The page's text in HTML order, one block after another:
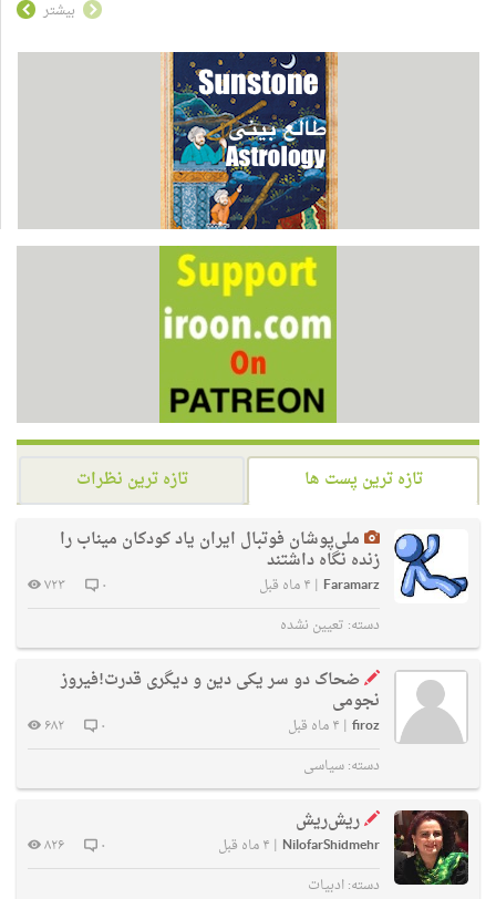
بیشتر
تازه ترین پست ها
تازه ترین نظرات
ملی‌پوشان فوتبال ایران یاد کودکان میناب را
زنده نگاه داشتند
Faramarz
| ۴ ماه قبل ۰
۷۲۳
دسته: تعیین نشده
ضحاک دو سر یکی دین و دیگری قدرت!فیروز
نجومی
firoz
| ۴ ماه قبل ۰
۶۸۲
دسته:سیاسی
ریش‌ریش
NilofarShidmehr
| ۴ ماه قبل ۰
۸۲۶
دسته:ادبیات